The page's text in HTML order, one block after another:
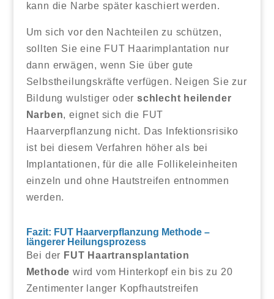
kann die Narbe später kaschiert werden.
Um sich vor den Nachteilen zu schützen,
sollten Sie eine FUT Haarimplantation nur
dann erwägen, wenn Sie über gute
Selbstheilungskräfte verfügen. Neigen Sie zur
Bildung wulstiger oder schlecht heilender
Narben, eignet sich die FUT
Haarverpflanzung nicht. Das Infektionsrisiko
ist bei diesem Verfahren höher als bei
Implantationen, für die alle Follikeleinheiten
einzeln und ohne Hautstreifen entnommen
werden.
Fazit: FUT Haarverpflanzung Methode –
längerer Heilungsprozess
Bei der FUT Haartransplantation
Methode wird vom Hinterkopf ein bis zu 20
Zentimenter langer Kopfhautstreifen